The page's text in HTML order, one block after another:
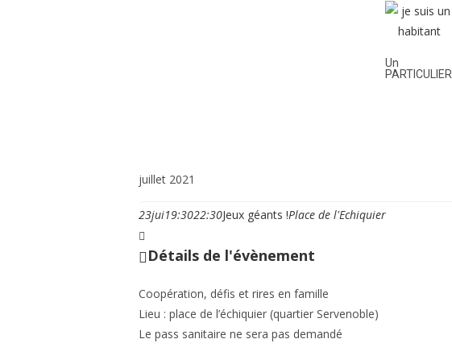
Un
PARTICULIER
juillet 2021
23jui19:3022:30Jeux géants !Place de l'Echiquier
Détails de l'évènement
Coopération, défis et rires en famille
Lieu : place de l’échiquier (quartier Servenoble)
Le pass sanitaire ne sera pas demandé